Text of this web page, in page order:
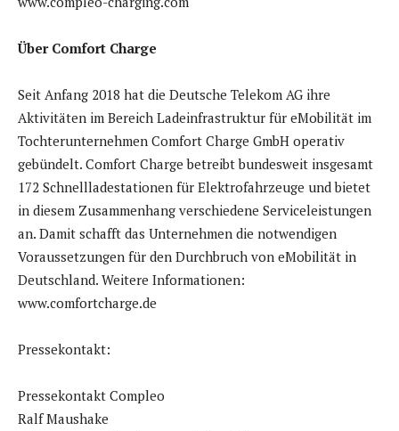
Über Comfort Charge
Seit Anfang 2018 hat die Deutsche Telekom AG ihre
Aktivitäten im Bereich Ladeinfrastruktur für eMobilität im
Tochterunternehmen Comfort Charge GmbH operativ
gebündelt. Comfort Charge betreibt bundesweit insgesamt
172 Schnellladestationen für Elektrofahrzeuge und bietet
in diesem Zusammenhang verschiedene Serviceleistungen
an. Damit schafft das Unternehmen die notwendigen
Voraussetzungen für den Durchbruch von eMobilität in
Deutschland. Weitere Informationen:
www.comfortcharge.de
Pressekontakt:
Pressekontakt Compleo
Ralf Maushake